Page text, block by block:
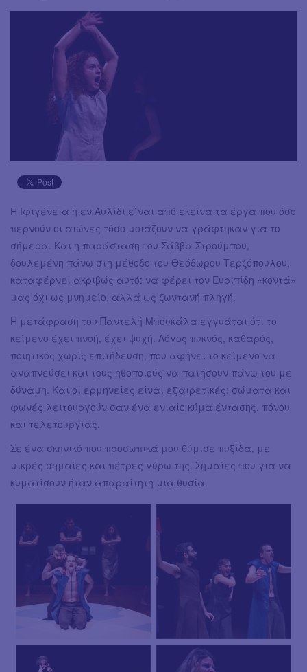
Η Ιφιγένεια η εν Αυλίδι είναι από εκείνα τα έργα που όσο
περνούν οι αιώνες τόσο μοιάζουν να γράφτηκαν για το
σήμερα. Και η παράσταση του Σάββα Στρούμπου,
δουλεμένη πάνω στη μέθοδο του Θεόδωρου Τερζόπουλου,
καταφέρνει ακριβώς αυτό: να φέρει τον Ευριπίδη «κοντά»
μας όχι ως μνημείο, αλλά ως ζωντανή πληγή.
Η μετάφραση του Παντελή Μπουκάλα εγγυάται ότι το
κείμενο έχει πνοή, έχει ψυχή. Λόγος πυκνός, καθαρός,
ποιητικός χωρίς επιτήδευση, που αφήνει το κείμενο να
αναπνεύσει και τους ηθοποιούς να πατήσουν πάνω του με
δύναμη. Και οι ερμηνείες είναι εξαιρετικές: σώματα και
φωνές λειτουργούν σαν ένα ενιαίο κύμα έντασης, πόνου
και τελετουργίας.
Σε ένα σκηνικό που προσωπικά μου θύμισε πυξίδα, με
μικρές σημαίες και πέτρες γύρω της. Σημαίες που για να
κυματίσουν ήταν απαραίτητη μια θυσία.